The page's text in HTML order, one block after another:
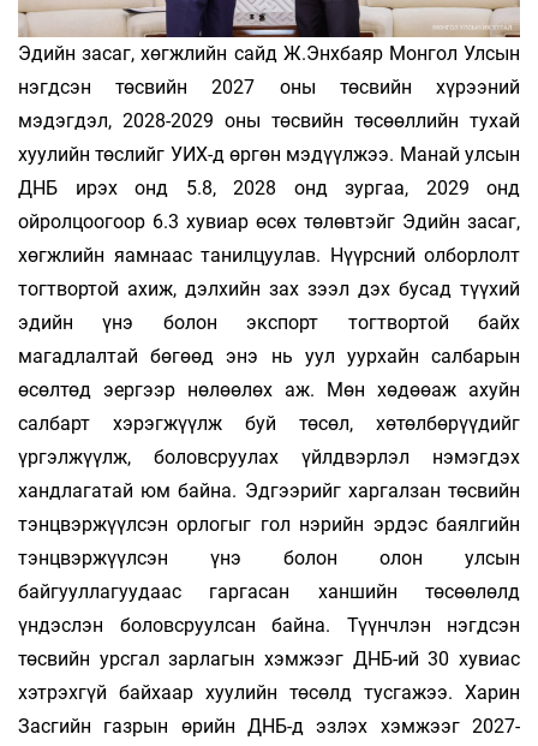
Эдийн засаг, хөгжлийн сайд Ж.Энхбаяр Монгол Улсын
нэгдсэн төсвийн 2027 оны төсвийн хүрээний
мэдэгдэл, 2028-2029 оны төсвийн төсөөллийн тухай
хуулийн төслийг УИХ-д өргөн мэдүүлжээ. Манай улсын
ДНБ ирэх онд 5.8, 2028 онд зургаа, 2029 онд
ойролцоогоор 6.3 хувиар өсөх төлөвтэйг Эдийн засаг,
хөгжлийн яамнаас танилцуулав. Нүүрсний олборлолт
тогтвортой ахиж, дэлхийн зах зээл дэх бусад түүхий
эдийн үнэ болон экспорт тогтвортой байх
магадлалтай бөгөөд энэ нь уул уурхайн салбарын
өсөлтөд эергээр нөлөөлөх аж. Мөн хөдөөаж ахуйн
салбарт хэрэгжүүлж буй төсөл, хөтөлбөрүүдийг
үргэлжүүлж, боловсруулах үйлдвэрлэл нэмэгдэх
хандлагатай юм байна. Эдгээрийг харгалзан төсвийн
тэнцвэржүүлсэн орлогыг гол нэрийн эрдэс баялгийн
тэнцвэржүүлсэн үнэ болон олон улсын
байгууллагуудаас гаргасан ханшийн төсөөлөлд
үндэслэн боловсруулсан байна. Түүнчлэн нэгдсэн
төсвийн урсгал зарлагын хэмжээг ДНБ-ий 30 хувиас
хэтрэхгүй байхаар хуулийн төсөлд тусгажээ. Харин
Засгийн газрын өрийн ДНБ-д эзлэх хэмжээг 2027-